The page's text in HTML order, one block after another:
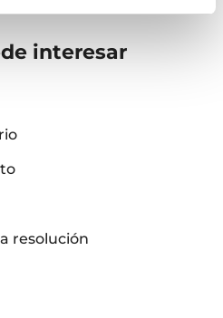
interesar
resolución